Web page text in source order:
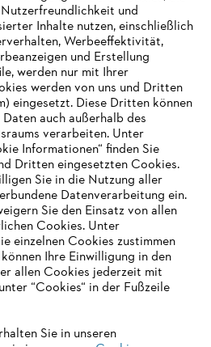
WIRD NICHT
Seite empfehlen wir Ihnen, zu
und
Inhalte nutzen, einschließlich
Werbeeffektivität,
und Erstellung
werden nur mit Ihrer
werden von uns und Dritten
eingesetzt. Diese Dritten können
auch außerhalb des
verarbeiten. Unter
Informationen“ finden Sie
Dritten eingesetzten Cookies.
Sie in die Nutzung aller
Datenverarbeitung ein.
Sie den Einsatz von allen
Cookies. Unter
einzelnen Cookies zustimmen
Ihre Einwilligung in den
allen Cookies jederzeit mit
“Cookies“ in der Fußzeile
Sie in unseren